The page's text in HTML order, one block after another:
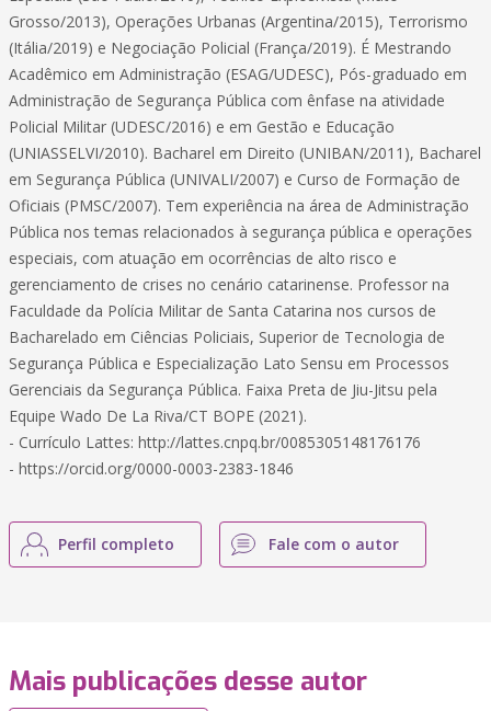
Grosso/2013), Operações Urbanas (Argentina/2015), Terrorismo
(Itália/2019) e Negociação Policial (França/2019). É Mestrando
Acadêmico em Administração (ESAG/UDESC), Pós-graduado em
Administração de Segurança Pública com ênfase na atividade
Policial Militar (UDESC/2016) e em Gestão e Educação
(UNIASSELVI/2010). Bacharel em Direito (UNIBAN/2011), Bacharel
em Segurança Pública (UNIVALI/2007) e Curso de Formação de
Oficiais (PMSC/2007). Tem experiência na área de Administração
Pública nos temas relacionados à segurança pública e operações
especiais, com atuação em ocorrências de alto risco e
gerenciamento de crises no cenário catarinense. Professor na
Faculdade da Polícia Militar de Santa Catarina nos cursos de
Bacharelado em Ciências Policiais, Superior de Tecnologia de
Segurança Pública e Especialização Lato Sensu em Processos
Gerenciais da Segurança Pública. Faixa Preta de Jiu-Jitsu pela
Equipe Wado De La Riva/CT BOPE (2021).
- Currículo Lattes: http://lattes.cnpq.br/0085305148176176
- https://orcid.org/0000-0003-2383-1846
Perfil completo Fale com o autor
Mais publicações desse autor